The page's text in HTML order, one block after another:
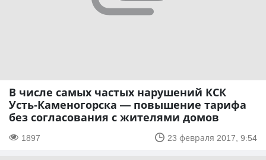
В числе самых частых нарушений КСК
Усть-Каменогорска — повышение тарифа
без согласования с жителями домов
1897 23 февраля 2017, 9:54